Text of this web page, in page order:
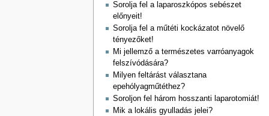
Sorolja fel a laparoszkópos sebészet
előnyeit!
Sorolja fel a műtéti kockázatot növelő
tényezőket!
Mi jellemző a természetes varróanyagok
felszívódására?
Milyen feltárást választana
epehólyagműtéthez?
Soroljon fel három hosszanti laparotomiát!
Mik a lokális gyulladás jelei?